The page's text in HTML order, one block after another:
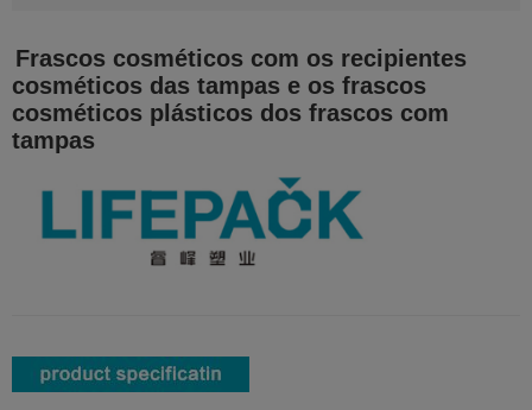
Frascos cosméticos com os recipientes
cosméticos das tampas e os frascos
cosméticos plásticos dos frascos com
tampas